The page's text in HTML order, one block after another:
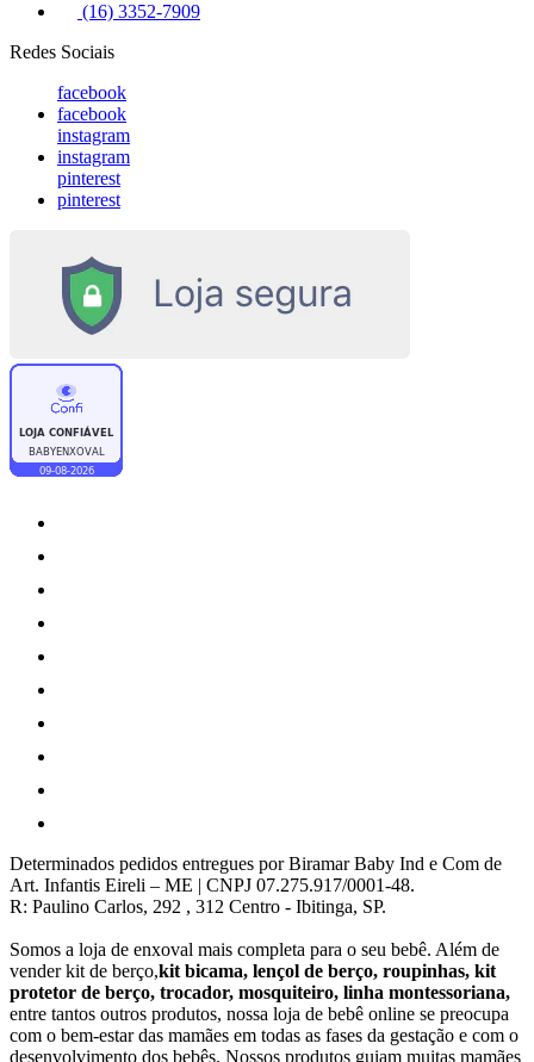
(16) 3352-7909
Redes Sociais
facebook
facebook
instagram
instagram
pinterest
pinterest
Determinados pedidos entregues por Biramar Baby Ind e Com de
Art. Infantis Eireli – ME | CNPJ 07.275.917/0001-48.
R: Paulino Carlos, 292 , 312 Centro - Ibitinga, SP.
Somos a loja de enxoval mais completa para o seu bebê. Além de
vender kit de berço,kit bicama, lençol de berço, roupinhas, kit
protetor de berço, trocador, mosquiteiro, linha montessoriana,
entre tantos outros produtos, nossa loja de bebê online se preocupa
com o bem-estar das mamães em todas as fases da gestação e com o
desenvolvimento dos bebês. Nossos produtos guiam muitas mamães